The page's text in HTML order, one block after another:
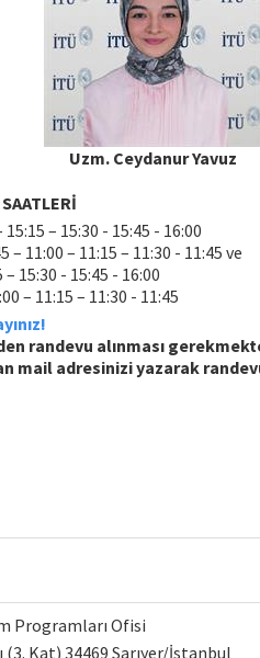
Uzm. Ceydanur Yavuz
15:15 – 15:30 - 15:45 - 16:00
– 11:00 – 11:15 – 11:30 - 11:45 ve
– 15:30 - 15:45 - 16:00
– 11:15 – 11:30 - 11:45
randevu alınması
mail adresinizi yazarak
Programları Ofisi
Kat) 34469 Sarıyer/İstanbul